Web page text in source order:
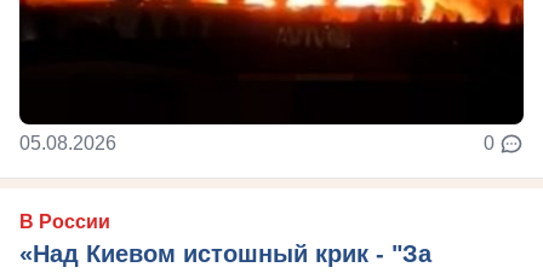
05.08.2026 0
В России
«Над Киевом истошный крик - "За